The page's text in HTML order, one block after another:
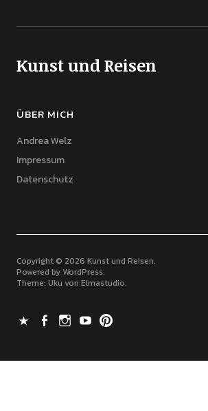
Kunst und Reisen
ÜBER MICH
Andrea Welz
Impressum
Datenschutz
Copyright © 2026 Kunst und Reisen
Powered by WordPress
Theme: Uku von Elmastudio